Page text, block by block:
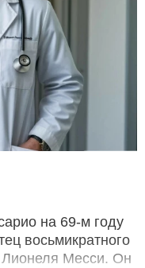
на 69-м году
восьмикратного
Лионеля Месси. Он